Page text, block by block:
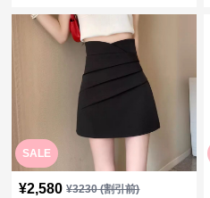
SALE
¥2,580 ¥3230(割引前)